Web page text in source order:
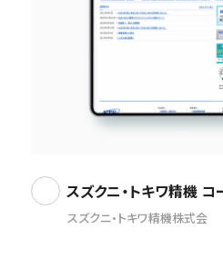
スズクニ・トキワ精機 コ
スズクニ・トキワ精機株式会